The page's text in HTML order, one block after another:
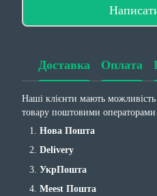
Доставка Оплата
Наші клієнти мають
товару поштовими операторами
Нова Пошта
Delivery
УкрПошта
Meest Пошта